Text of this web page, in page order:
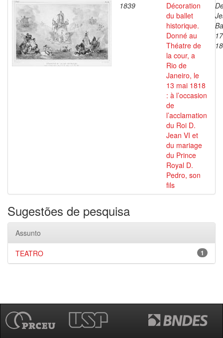
1839
Décoration
du ballet
historique.
Donné au
Théatre de
la cour, a
Rio de
Janeiro, le
13 mai 1818
: à l’occasion
de
l’acclamation
du Roi D.
Jean VI et
du mariage
du Prince
Royal D.
Pedro, son
fils
Sugestões de pesquisa
Assunto
1
TEATRO